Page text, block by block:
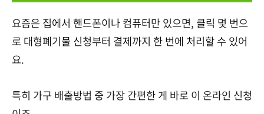
요즘은 집에서 핸드폰이나 컴퓨터만 있으면, 클릭 몇 번으
로 대형폐기물 신청부터 결제까지 한 번에 처리할 수 있어
요.
특히 가구 배출방법 중 가장 간편한 게 바로 이 온라인 신청